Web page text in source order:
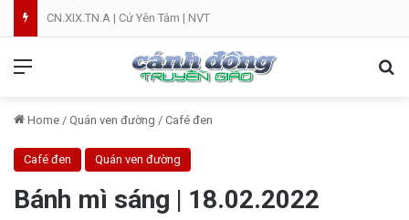
CN.XIX.TN.A | Cứ Yên Tâm | NVT
Home / Quán ven đường / Café đen
Café đen Quán ven đường
Bánh mì sáng | 18.02.2022